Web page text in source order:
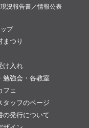
況報告書／情報公表
プ
まつり
け入れ
勉強会・各教室
フェ
タッフのページ
の発行について